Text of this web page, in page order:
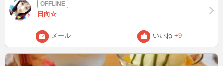
日向☆
メール いいね +9